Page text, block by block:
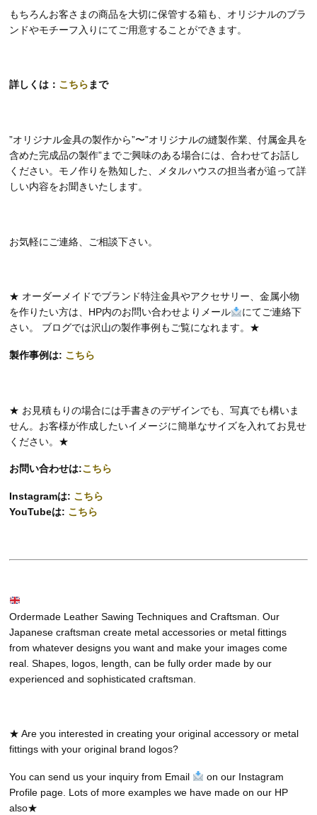
もちろんお客さまの商品を大切に保管する箱も、オリジナルのブラ
ンドやモチーフ入りにてご用意することができます。
詳しくは： こちらまで
”オリジナル金具の製作から”〜”オリジナルの縫製作業、付属金具を
含めた完成品の製作”までご興味のある場合には、合わせてお話し
ください。モノ作りを熟知した、メタルハウスの担当者が追って詳
しい内容をお聞きいたします。
お気軽にご連絡、ご相談下さい。
★ オーダーメイドでブランド特注金具やアクセサリー、金属小物
を作りたい方は、HP内のお問い合わせよりメール
にてご連絡下
さい。 ブログでは沢山の製作事例もご覧になれます。★
製作事例は: こちら
★ お見積もりの場合には手書きのデザインでも、写真でも構いま
せん。お客様が作成したいイメージに簡単なサイズを入れてお見せ
ください。★
お問い合わせは:こちら
Instagramは: こちら
YouTubeは: こちら
Ordermade Leather Sawing Techniques and Craftsman. Our
Japanese craftsman create metal accessories or metal fittings
from whatever designs you want and make your images come
real. Shapes, logos, length, can be fully order made by our
experienced and sophisticated craftsman.
★ Are you interested in creating your original accessory or metal
fittings with your original brand logos?
You can send us your inquiry from Email
on our Instagram
Profile page. Lots of more examples we have made on our HP
also★